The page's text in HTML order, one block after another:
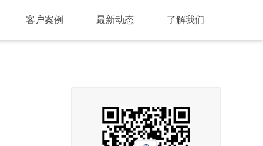
客户案例 最新动态 了解我们